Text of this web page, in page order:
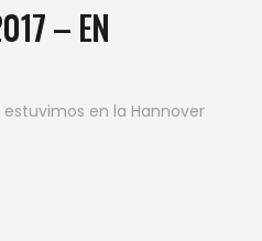
– EN
estuvimos en la Hannover